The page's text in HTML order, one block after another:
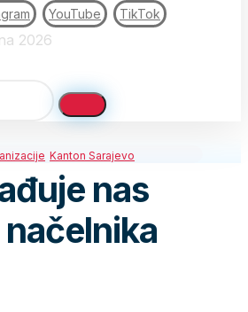
YouTube TikTok
2026
Kanton Sarajevo
nas